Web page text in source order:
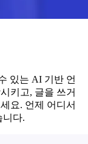
있는 AI 기반 언
키고, 글을 쓰거
요. 언제 어디서
니다.